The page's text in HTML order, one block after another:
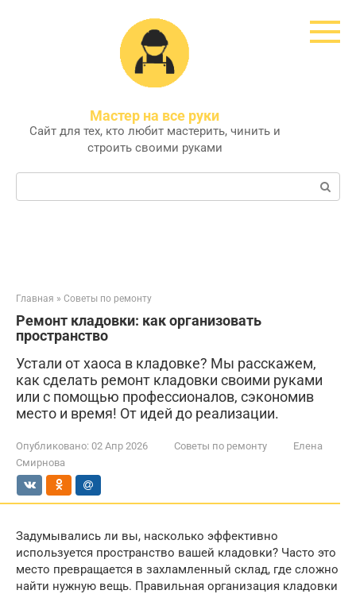
Мастер на все руки
Сайт для тех, кто любит мастерить, чинить и
строить своими руками
Поиск:
Главная » Советы по ремонту
Ремонт кладовки: как организовать
пространство
Устали от хаоса в кладовке? Мы расскажем,
как сделать ремонт кладовки своими руками
или с помощью профессионалов, сэкономив
место и время! От идей до реализации.
Опубликовано: 02 Апр 2026 Советы по ремонту
Елена
Смирнова
Задумывались ли вы, насколько эффективно
используется пространство вашей кладовки? Часто это
место превращается в захламленный склад, где сложно
найти нужную вещь. Правильная организация кладовки